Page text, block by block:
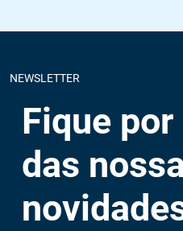
NEWSLETTER
Fique
das